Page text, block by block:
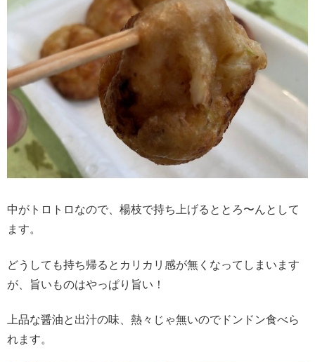
中がトロトロなので、楊枝で持ち上げるととろ〜んとして
ます。
どうしても持ち帰るとカリカリ感が無くなってしまいます
が、旨いものはやっぱり旨い！
上品な醤油と出汁の味、熱々じゃ無いのでドンドン食べら
れます。